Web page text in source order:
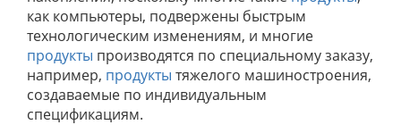
как компьютеры, подвержены быстрым
технологическим изменениям, и многие
продукты производятся по специальному заказу,
например, продукты тяжелого машиностроения,
создаваемые по индивидуальным
спецификациям.